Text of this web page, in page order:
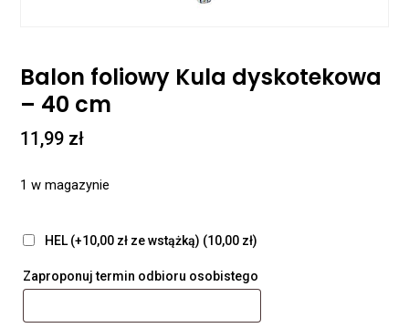
Balon foliowy Kula dyskotekowa
– 40 cm
11,99 zł
1 w magazynie
HEL (+10,00 zł ze wstążką) (10,00 zł)
Zaproponuj termin odbioru osobistego